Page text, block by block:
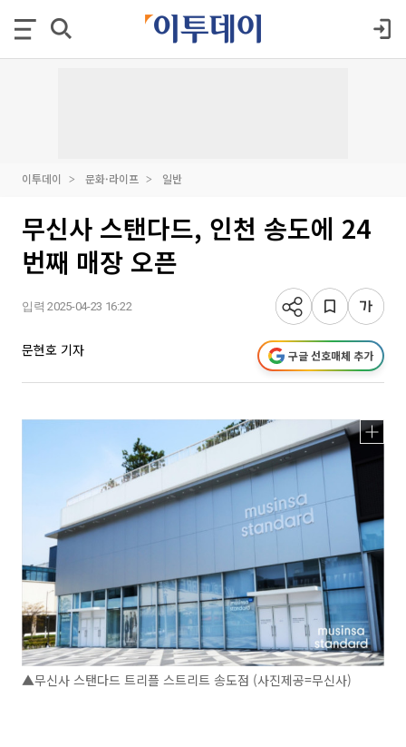
이투데이 문화·라이프 일반
무신사 스탠다드, 인천 송도에 24
번째 매장 오픈
입력 2025-04-23 16:22
문현호 기자 구글 선호매체 추가
▲무신사 스탠다드 트리플 스트리트 송도점 (사진제공=무신사)